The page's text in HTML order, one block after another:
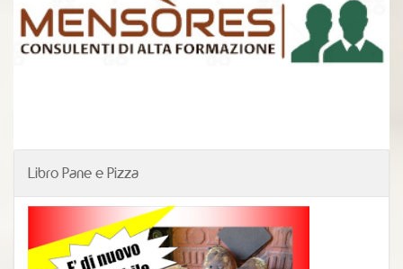
Libro Pane e Pizza